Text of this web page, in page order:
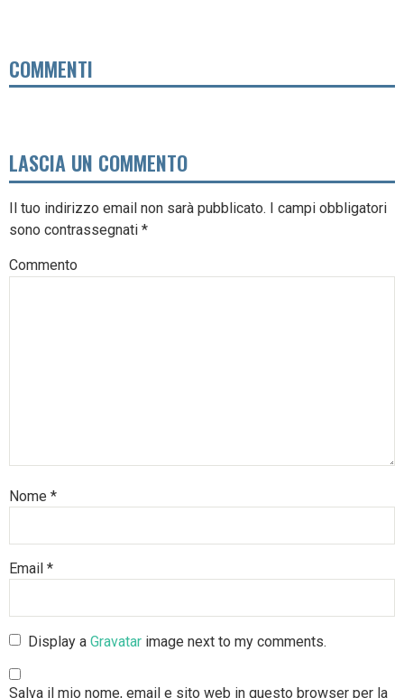
COMMENTI
LASCIA UN COMMENTO
Il tuo indirizzo email non sarà pubblicato. I campi obbligatori
sono contrassegnati *
Commento
Nome *
Email *
Display aGravatar image next to my comments.
Salva il mio nome, email e sito web in questo browser per la